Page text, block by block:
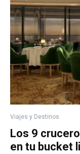
Viajes y Destinos
Los 9
en tu bucket